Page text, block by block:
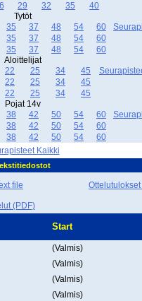
29 32 35
40
Tytöt
35 37 48 54 60
35 37 48 54
60
35 37 48 54
60
Aloittelijat
22 25 34 45
22 25 34
45
22 25 34
45
Pojat 14v
38 42 50 54 60
38 42 50 54
60
38 42 50 54
60
Kaikki
file
(PDF)
Start
(Valmis)
(Valmis)
(Valmis)
(Valmis)